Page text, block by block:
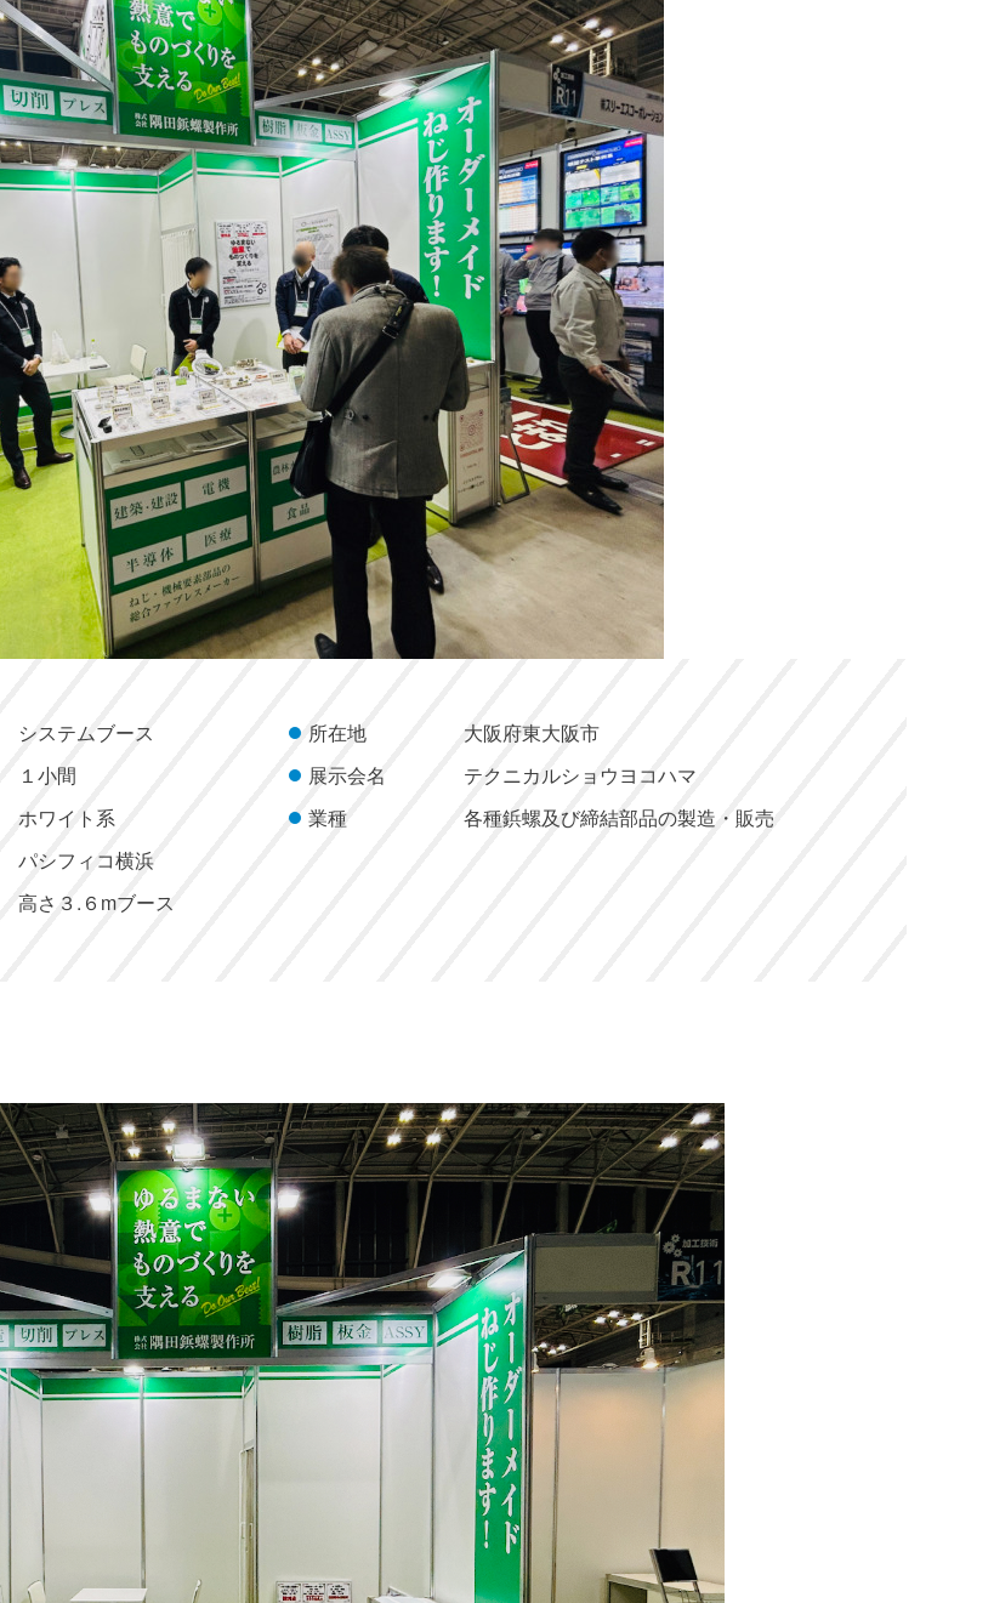
システムブース
１小間
ホワイト系
パシフィコ横浜
高さ３.６mブース
所在地
大阪府東大阪市
展示会名
テクニカルショウヨコハマ
業種
各種鋲螺及び締結部品の製造・販売